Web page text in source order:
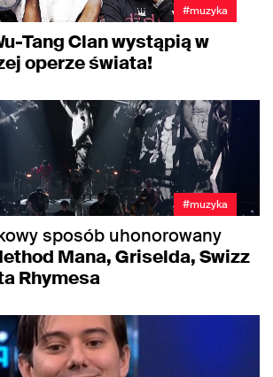
#muzyka
Tang Clan wystąpią w
operze świata!
#muzyka
sposób uhonorowany
Mana, Griselda, Swizz
Rhymesa